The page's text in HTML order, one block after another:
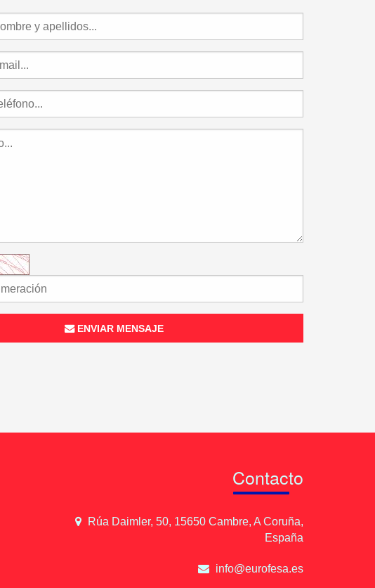
ENVIAR MENSAJE
Contacto
Rúa Daimler, 50, 15650 Cambre, A Coruña,
España
info@eurofesa.es